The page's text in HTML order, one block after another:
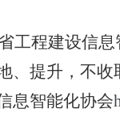
工程建设信息
提升，不收
息智能化协会